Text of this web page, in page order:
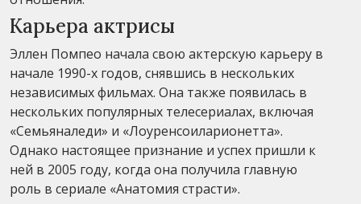
Карьера актрисы
Эллен Помпео начала свою актерскую карьеру в
начале 1990-х годов, снявшись в нескольких
независимых фильмах. Она также появилась в
нескольких популярных телесериалах, включая
«Семьяналеди» и «Лоуренсоиларионетта».
Однако настоящее признание и успех пришли к
ней в 2005 году, когда она получила главную
роль в сериале «Анатомия страсти».